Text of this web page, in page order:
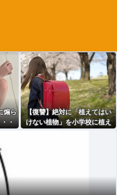
煽ら
・
【復讐】絶対に「植えてはい
けない植物」を小学校に植え